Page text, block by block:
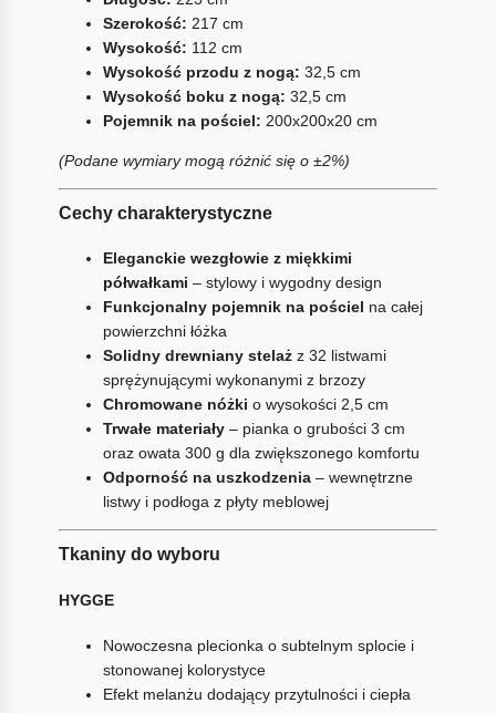
Szerokość: 217 cm
Wysokość: 112 cm
Wysokość przodu z nogą: 32,5 cm
Wysokość boku z nogą: 32,5 cm
Pojemnik na pościel: 200x200x20 cm
(Podane wymiary mogą różnić się o ±2%)
Cechy charakterystyczne
Eleganckie wezgłowie z miękkimi
półwałkami – stylowy i wygodny design
Funkcjonalny pojemnik na pościel na całej
powierzchni łóżka
Solidny drewniany stelażz 32 listwami
sprężynującymi wykonanymi z brzozy
Chromowane nóżki o wysokości 2,5 cm
Trwałe materiały– pianka o grubości 3 cm
oraz owata 300 g dla zwiększonego komfortu
Odporność na uszkodzenia– wewnętrzne
listwy i podłoga z płyty meblowej
Tkaniny do wyboru
HYGGE
Nowoczesna plecionka o subtelnym splocie i
stonowanej kolorystyce
Efekt melanżu dodający przytulności i ciepła